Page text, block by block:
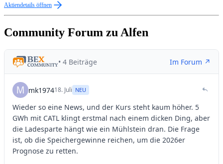
Aktiendetails öffnen
Community Forum zu Alfen